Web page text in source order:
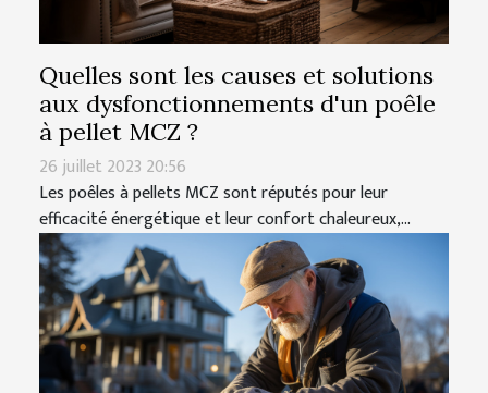
Quelles sont les causes et solutions
aux dysfonctionnements d'un poêle
à pellet MCZ ?
26 juillet 2023 20:56
Les poêles à pellets MCZ sont réputés pour leur
efficacité énergétique et leur confort chaleureux,...